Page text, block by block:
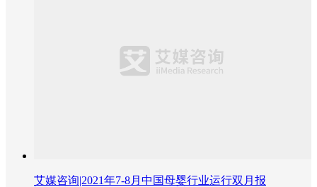
艾媒咨询|2021年7-8月中国母婴行业运行双月报